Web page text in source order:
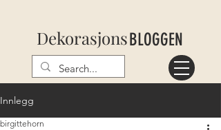
DekorasjonsBLOGGEN
Innlegg
birgittehorn